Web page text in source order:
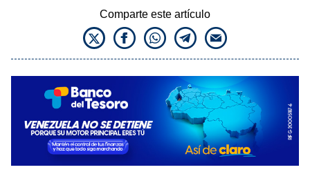
Comparte este artículo